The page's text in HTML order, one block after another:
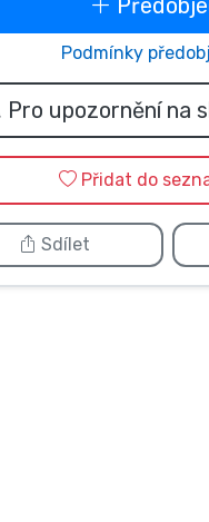
Podmínky
Pro upozornění na
Přidat do
Sdílet